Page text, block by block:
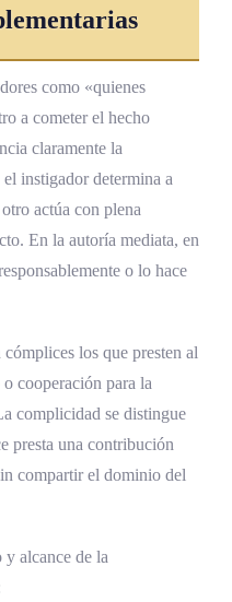
como «quienes
a cometer el hecho
claramente la
instigador determina a
actúa con plena
En la autoría mediata, en
o lo hace
los que presten al
cooperación para la
complicidad se distingue
presta una contribución
compartir el dominio del
alcance de la